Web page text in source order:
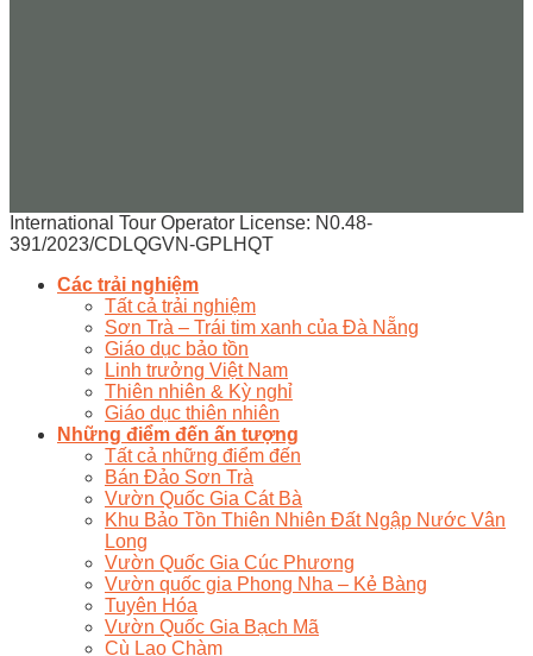
International Tour Operator License: N0.48-
391/2023/CDLQGVN-GPLHQT
Các trải nghiệm
Tất cả trải nghiệm
Sơn Trà – Trái tim xanh của Đà Nẵng
Giáo dục bảo tồn
Linh trưởng Việt Nam
Thiên nhiên & Kỳ nghỉ
Giáo dục thiên nhiên
Những điểm đến ấn tượng
Tất cả những điểm đến
Bán Đảo Sơn Trà
Vườn Quốc Gia Cát Bà
Khu Bảo Tồn Thiên Nhiên Đất Ngập Nước Vân
Long
Vườn Quốc Gia Cúc Phương
Vườn quốc gia Phong Nha – Kẻ Bàng
Tuyên Hóa
Vườn Quốc Gia Bạch Mã
Cù Lao Chàm